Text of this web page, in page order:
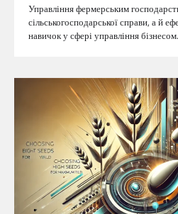
Управління фермерським
сільськогосподарської справи, а й
навичок у сфері управління